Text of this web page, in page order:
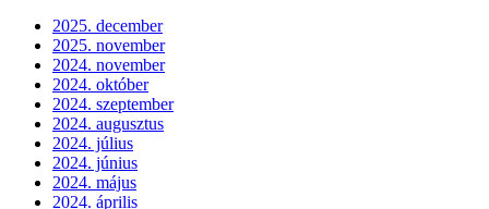
2025. december
2025. november
2024. november
2024. október
2024. szeptember
2024. augusztus
2024. július
2024. június
2024. május
2024. április